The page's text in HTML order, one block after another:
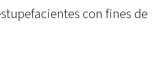
con fines de